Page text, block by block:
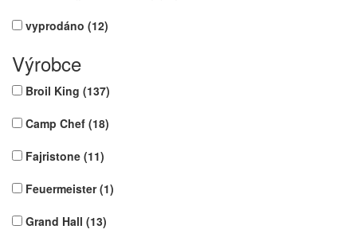
vyprodáno (12)
Výrobce
Broil King (137)
Camp Chef (18)
Fajristone (11)
Feuermeister(1)
Grand Hall (13)